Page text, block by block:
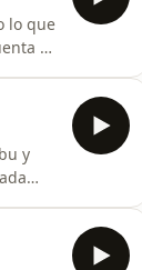
lo que
de
y